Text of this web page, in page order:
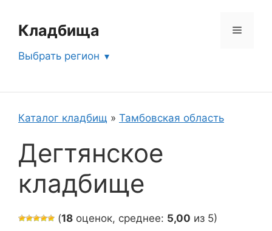
содержимому
Кладбища Меню
Выбрать регион
Каталог кладбищ » Тамбовская область
Дегтянское
кладбище
(18 оценок, среднее: 5,00 из 5)